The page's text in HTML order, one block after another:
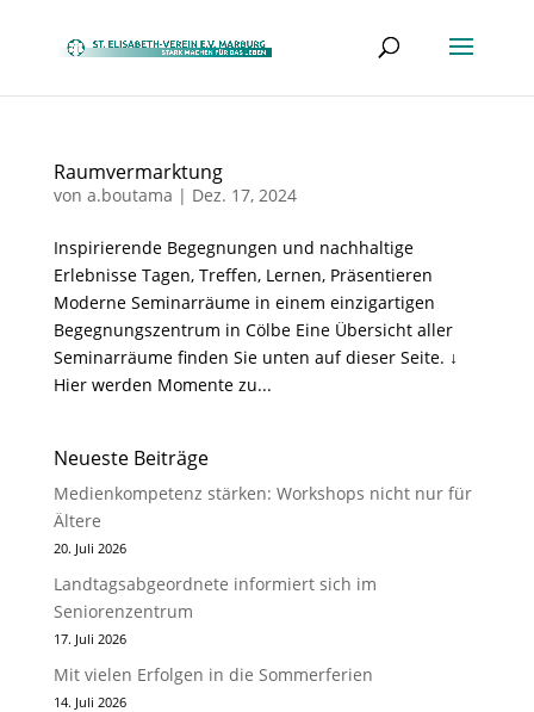
Raumvermarktung
von a.boutama | Dez. 17, 2024
Inspirierende Begegnungen und nachhaltige
Erlebnisse Tagen, Treffen, Lernen, Präsentieren
Moderne Seminarräume in einem einzigartigen
Begegnungszentrum in Cölbe Eine Übersicht aller
Seminarräume finden Sie unten auf dieser Seite. ↓
Hier werden Momente zu...
Neueste Beiträge
Medienkompetenz stärken: Workshops nicht nur für
Ältere
20. Juli 2026
Landtagsabgeordnete informiert sich im
Seniorenzentrum
17. Juli 2026
Mit vielen Erfolgen in die Sommerferien
14. Juli 2026